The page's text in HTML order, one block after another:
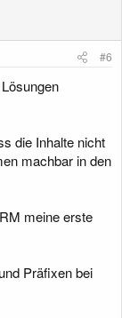
#6
die Inhalte nicht
machbar in den
meine erste
Präfixen bei